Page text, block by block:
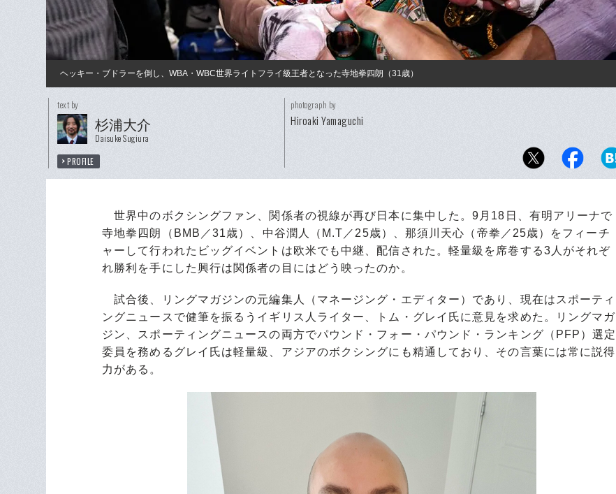
ヘッキー・ブドラーを倒し、WBA・WBC世界ライトフライ級王者となった寺地拳四朗（31歳）
text by
杉浦大介
Daisuke Sugiura
PROFILE
photograph by
Hiroaki Yamaguchi
世界中のボクシングファン、関係者の視線が再び日本に集中した。9月18日、有明アリーナで
寺地拳四朗（BMB／31歳）、中谷潤人（M.T／25歳）、那須川天心（帝拳／25歳）をフィーチ
ャーして行われたビッグイベントは欧米でも中継、配信された。軽量級を席巻する3人がそれぞ
れ勝利を手にした興行は関係者の目にはどう映ったのか。
試合後、リングマガジンの元編集人（マネージング・エディター）であり、現在はスポーティ
ングニュースで健筆を振るうイギリス人ライター、トム・グレイ氏に意見を求めた。リングマガ
ジン、スポーティングニュースの両方でパウンド・フォー・パウンド・ランキング（PFP）選定
委員を務めるグレイ氏は軽量級、アジアのボクシングにも精通しており、その言葉には常に説得
力がある。